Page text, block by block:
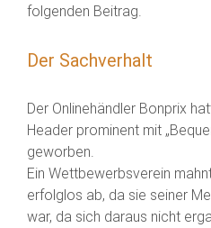
folgenden Beitrag.
Der Sachverhalt
Der Onlinehändler Bonprix
Header prominent mit
geworben.
Ein Wettbewerbsverein
erfolglos ab, da sie seiner
war, da sich daraus nicht